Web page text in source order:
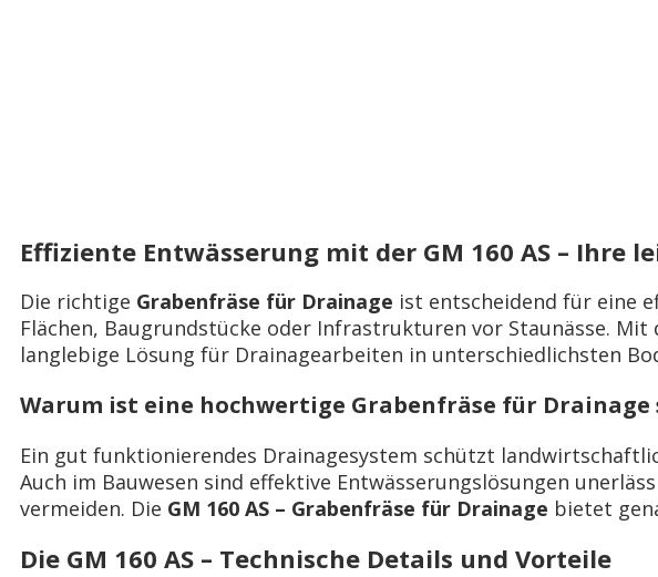
Effiziente Entwässerung mit der GM 160 AS –
Die richtige Grabenfräse für Drainage ist entscheidend für eine
Flächen, Baugrundstücke oder Infrastrukturen vor Staunässe. Mit
langlebige Lösung für Drainagearbeiten in unterschiedlichsten
Warum ist eine hochwertige Grabenfräse für Drainage
Ein gut funktionierendes Drainagesystem schützt
Auch im Bauwesen sind effektive Entwässerungslösungen
vermeiden. Die GM 160 AS – Grabenfräse für Drainage bietet
Die GM 160 AS – Technische Details und Vorteile